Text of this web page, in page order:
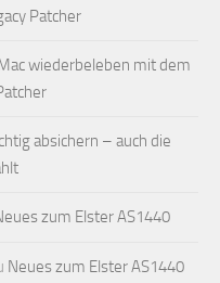
Patcher
wiederbeleben mit dem
absichern – auch die
zum Elster AS1440
Neues zum Elster AS1440